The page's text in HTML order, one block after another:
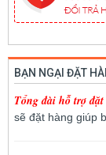
BẠN NGẠI ĐẶT
Tổng đài hỗ trợ
sẽ đặt hàng giúp